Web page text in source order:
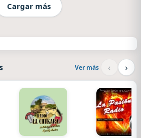
Cargar más
Ver más ‹ ›